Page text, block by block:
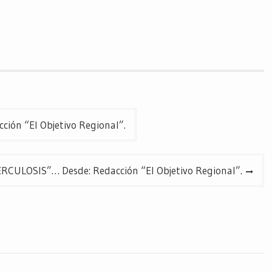
“El Objetivo Regional”.
Desde: Redacción “El Objetivo Regional”.